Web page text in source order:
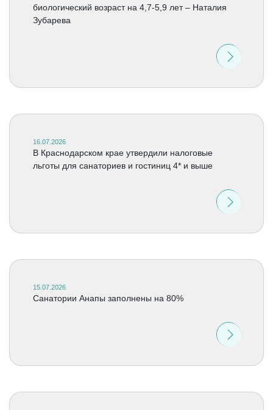
биологический возраст на 4,7-5,9 лет – Наталия
Зубарева
16.07.2026
В Краснодарском крае утвердили налоговые
льготы для санаториев и гостиниц 4* и выше
15.07.2026
Санатории Анапы заполнены на 80%